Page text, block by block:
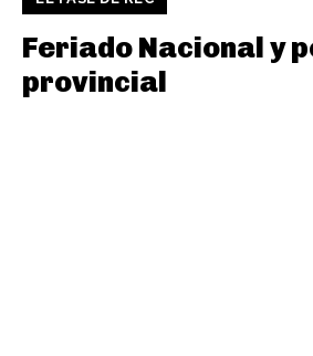
Feriado Nacional y
provincial